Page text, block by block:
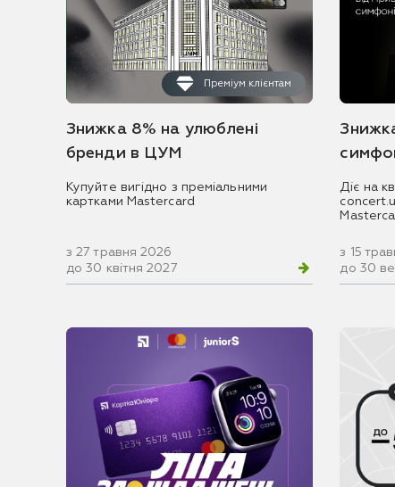
Преміум клієнтам
Знижка 8% на улюблені
бренди в ЦУМ
Купуйте вигідно з преміальними
картками Mastercard
з 27 травня 2026
до 30 квітня 2027
Діє на
з 15
до 30